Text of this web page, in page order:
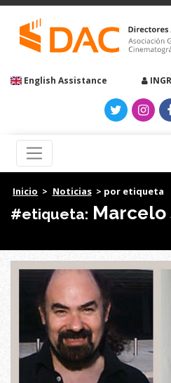
English Assistance
Inicio > Noticias > por etiqueta
#etiqueta: Marcelo